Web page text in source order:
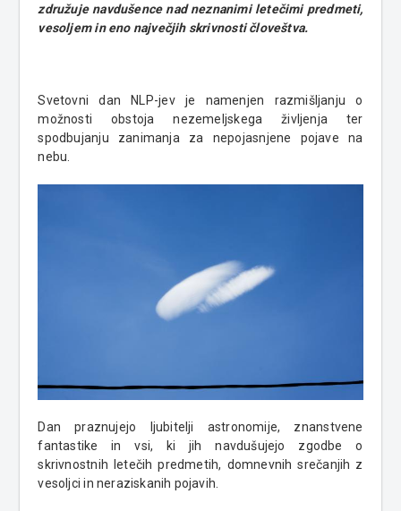
združuje navdušence nad neznanimi letečimi predmeti,
vesoljem in eno največjih skrivnosti človeštva.
Svetovni dan NLP-jev je namenjen razmišljanju o
možnosti obstoja nezemeljskega življenja ter
spodbujanju zanimanja za nepojasnjene pojave na
nebu.
Dan praznujejo ljubitelji astronomije, znanstvene
fantastike in vsi, ki jih navdušujejo zgodbe o
skrivnostnih letečih predmetih, domnevnih srečanjih z
vesoljci in neraziskanih pojavih.